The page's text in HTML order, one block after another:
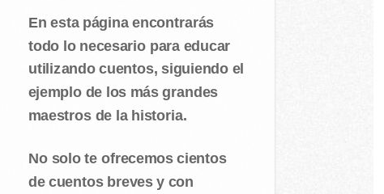
En esta página encontrarás
todo lo necesario para educar
utilizando cuentos, siguiendo el
ejemplo de los más grandes
maestros de la historia.
No solo te ofrecemos cientos
de cuentos breves y con